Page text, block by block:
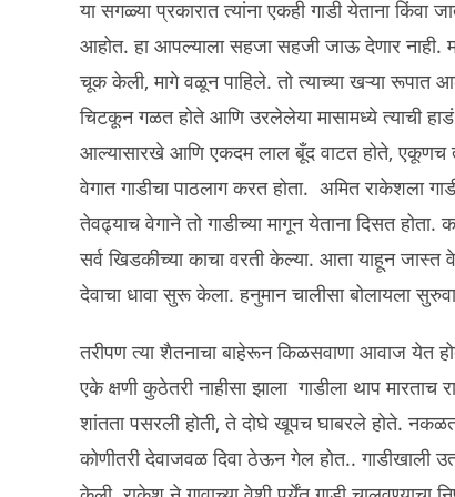
या सगळ्या प्रकारात त्यांना एकही गाडी येताना
आहोत. हा आपल्याला सहजा सहजी जाऊ देणार नाही.
चूक केली, मागे वळून पाहिले. तो त्याच्या खऱ्या रूपात
चिटकून गळत होते आणि उरलेलेया मासामध्ये त्याची
आल्यासारखे आणि एकदम लाल बूँद वाटत होते, एकूणच
वेगात गाडीचा पाठलाग करत होता. अमित राकेशला
तेवढ्याच वेगाने तो गाडीच्या मागून येताना दिसत होता.
सर्व खिडकीच्या काचा वरती केल्या. आता याहून
देवाचा धावा सुरू केला. हनुमान चालीसा बोलायला
तरीपण त्या शैतनाचा बाहेरून किळसवाणा आवाज येत
एके क्षणी कुठेतरी नाहीसा झाला गाडीला थाप
शांतता पसरली होती, ते दोघे खूपच घाबरले होते.
कोणीतरी देवाजवळ दिवा ठेऊन गेल होत.. गाडीखाली